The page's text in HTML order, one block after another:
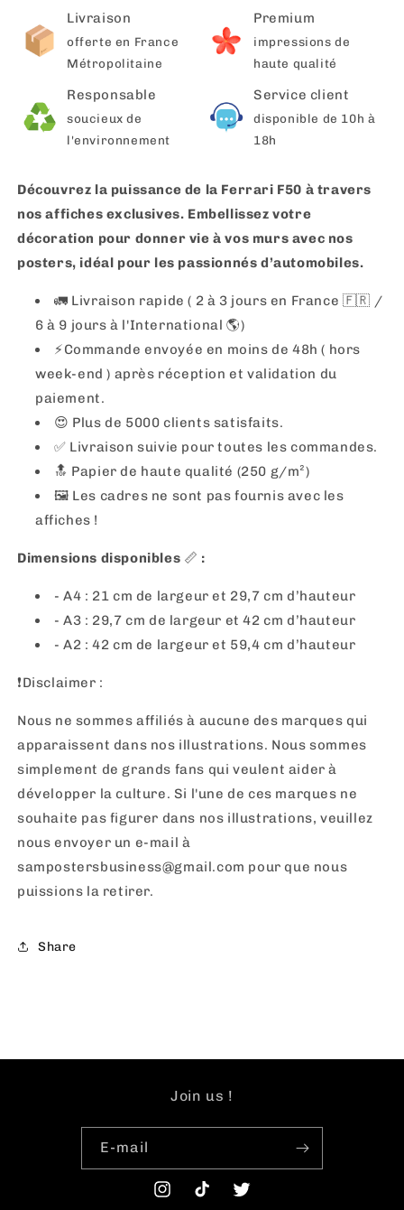
Livraison
offerte en France
Métropolitaine
Premium
impressions de
haute qualité
Responsable
soucieux de
l'environnement
Service client
disponible de 10h à
18h
Découvrez la puissance de la Ferrari F50 à travers
nos affiches exclusives. Embellissez votre
décoration pour donner vie à vos murs avec nos
posters, idéal pour les passionnés d’automobiles.
🚛 Livraison rapide ( 2 à 3 jours en France 🇫🇷 /
6 à 9 jours à l'International 🌎)
⚡️Commande envoyée en moins de 48h ( hors
week-end ) après réception et validation du
paiement.
😍 Plus de 5000 clients satisfaits.
✅ Livraison suivie pour toutes les commandes.
🔝 Papier de haute qualité (250 g/m²)
🖼 Les cadres ne sont pas fournis avec les
affiches !
Dimensions disponibles 📏 :
- A4 : 21 cm de largeur et 29,7 cm d’hauteur
- A3 : 29,7 cm de largeur et 42 cm d’hauteur
- A2 : 42 cm de largeur et 59,4 cm d’hauteur
❗️Disclaimer :
Nous ne sommes affiliés à aucune des marques qui
apparaissent dans nos illustrations. Nous sommes
simplement de grands fans qui veulent aider à
développer la culture. Si l'une de ces marques ne
souhaite pas figurer dans nos illustrations, veuillez
nous envoyer un e-mail à
sampostersbusiness@gmail.com pour que nous
puissions la retirer.
Share
Join us !
E-mail
InstagramTikTok Twitter